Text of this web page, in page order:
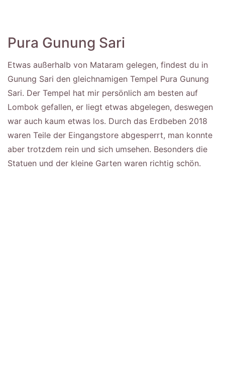
Pura Gunung Sari
Etwas außerhalb von Mataram gelegen, findest du in
Gunung Sari den gleichnamigen Tempel Pura Gunung
Sari. Der Tempel hat mir persönlich am besten auf
Lombok gefallen, er liegt etwas abgelegen, deswegen
war auch kaum etwas los. Durch das Erdbeben 2018
waren Teile der Eingangstore abgesperrt, man konnte
aber trotzdem rein und sich umsehen. Besonders die
Statuen und der kleine Garten waren richtig schön.